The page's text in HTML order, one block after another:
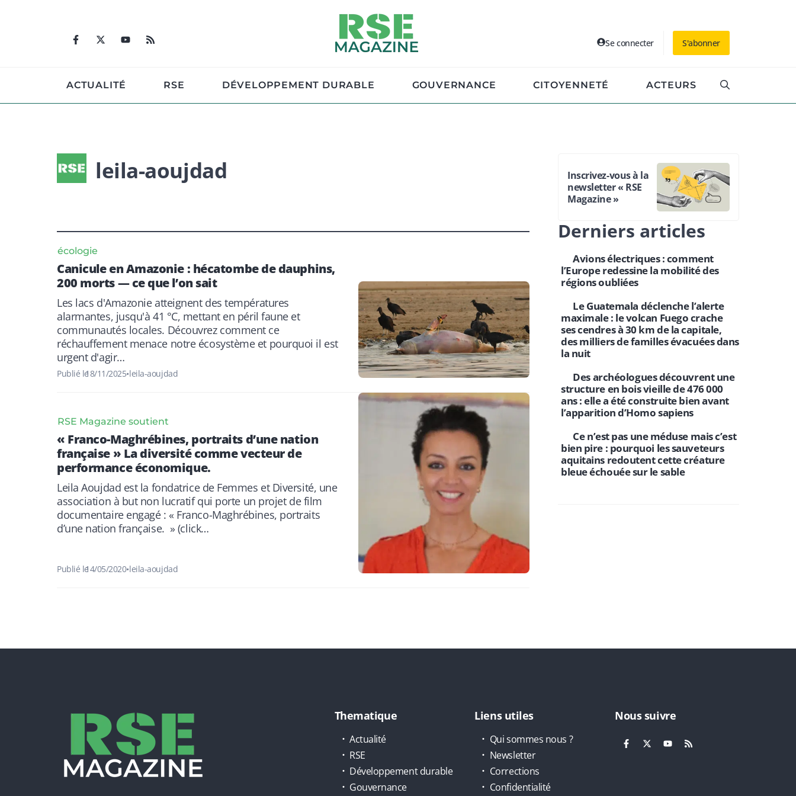
Se connecter S'abonner
ACTUALITÉ RSE DÉVELOPPEMENT DURABLE GOUVERNANCE CITOYENNETÉ ACTEURS
leila-aoujdad
écologie
Canicule en Amazonie : hécatombe de dauphins,
200 morts — ce que l’on sait
Les lacs d'Amazonie atteignent des températures
alarmantes, jusqu'à 41 °C, mettant en péril faune et
communautés locales. Découvrez comment ce
réchauffement menace notre écosystème et pourquoi il est
urgent d'agir…
Publié le18/11/2025•leila-aoujdad
RSE Magazine soutient
« Franco-Maghrébines, portraits d’une nation
française » La diversité comme vecteur de
performance économique.
Leila Aoujdad est la fondatrice de Femmes et Diversité, une
association à but non lucratif qui porte un projet de film
documentaire engagé : « Franco-Maghrébines, portraits
d’une nation française. » (click…
Publié le14/05/2020•leila-aoujdad
Inscrivez-vous à la
newsletter « RSE
Magazine »
Derniers articles
Avions électriques : comment
l’Europe redessine la mobilité des
régions oubliées
Le Guatemala déclenche l’alerte
maximale : le volcan Fuego crache
ses cendres à 30 km de la capitale,
des milliers de familles évacuées dans
la nuit
Des archéologues découvrent une
structure en bois vieille de 476 000
ans : elle a été construite bien avant
l’apparition d’Homo sapiens
Ce n’est pas une méduse mais c’est
bien pire : pourquoi les sauveteurs
aquitains redoutent cette créature
bleue échouée sur le sable
Thematique
Actualité
RSE
Développement durable
Gouvernance
Liens utiles
Qui sommes nous ?
Newsletter
Corrections
Confidentialité
Nous suivre